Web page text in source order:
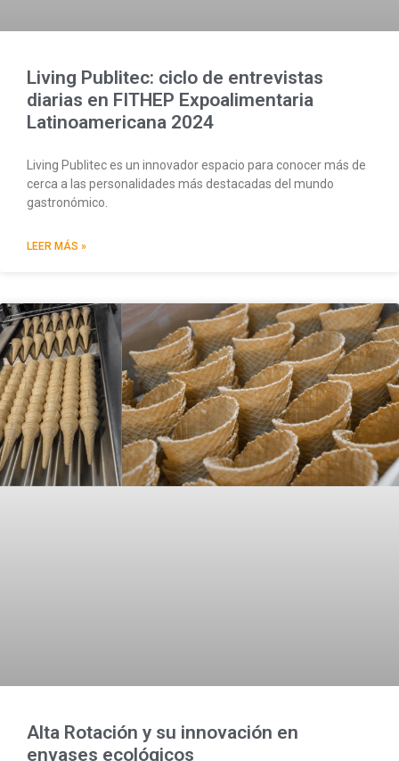
Living Publitec: ciclo de entrevistas
diarias en FITHEP Expoalimentaria
Latinoamericana 2024
Living Publitec es un innovador espacio para conocer más de
cerca a las personalidades más destacadas del mundo
gastronómico.
LEER MÁS »
Alta Rotación y su innovación en
envases ecológicos